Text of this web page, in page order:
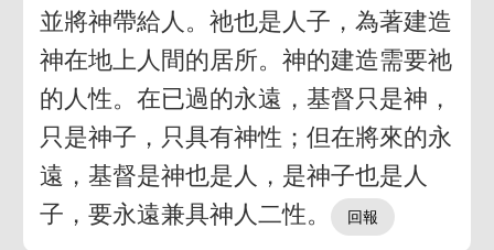
並將神帶給人。祂也是人子，為著建造
神在地上人間的居所。神的建造需要祂
的人性。在已過的永遠，基督只是神，
只是神子，只具有神性；但在將來的永
遠，基督是神也是人，是神子也是人
子，要永遠兼具神人二性。